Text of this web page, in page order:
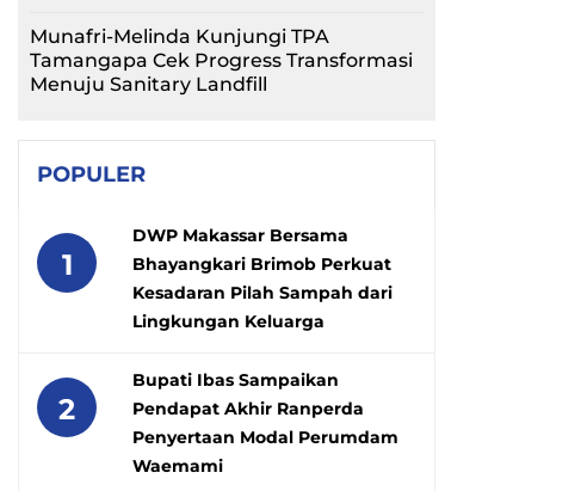
Munafri-Melinda Kunjungi TPA
Tamangapa Cek Progress Transformasi
Menuju Sanitary Landfill
POPULER
1
DWP Makassar Bersama
Bhayangkari Brimob Perkuat
Kesadaran Pilah Sampah dari
Lingkungan Keluarga
2
Bupati Ibas Sampaikan
Pendapat Akhir Ranperda
Penyertaan Modal Perumdam
Waemami